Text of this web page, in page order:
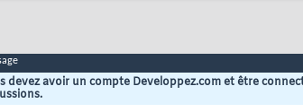
devez avoir un compte Developpez.com et être